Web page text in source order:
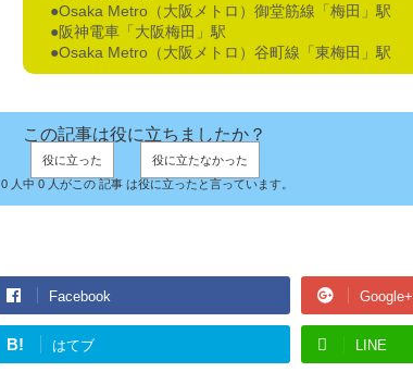
●Osaka Metro（大阪メトロ）御堂筋線「梅田」駅
●阪神電車「大阪梅田」駅
●Osaka Metro（大阪メトロ）谷町線「東梅田」駅
この記事は役に立ちましたか？
役に立った
役に立たなかった
0 人中 0 人がこの 記事 は役に立ったと言っています。
Facebook Google+
B! はてブ LINE